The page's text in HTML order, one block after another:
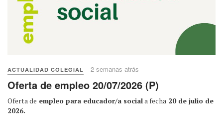
ACTUALIDAD COLEGIAL 2 semanas atrás
Oferta de empleo 20/07/2026 (P)
Oferta de empleo para educador/a sociala fecha 20 de julio de
2026.